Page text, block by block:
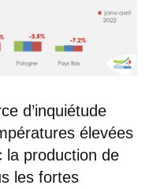
d’inquiétude
élevées
la production de
les fortes